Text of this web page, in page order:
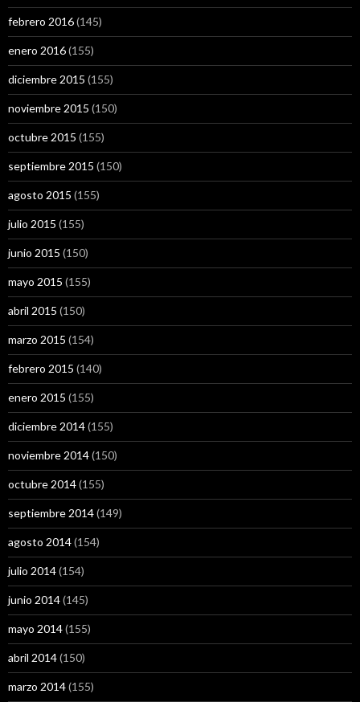
febrero 2016(145)
enero 2016(155)
diciembre 2015 (155)
noviembre 2015 (150)
octubre 2015 (155)
septiembre 2015 (150)
agosto 2015 (155)
julio 2015 (155)
junio 2015 (150)
mayo 2015 (155)
abril 2015 (150)
marzo 2015 (154)
febrero 2015 (140)
enero 2015 (155)
diciembre 2014(155)
noviembre 2014(150)
octubre 2014(155)
septiembre 2014(149)
agosto 2014(154)
julio 2014(154)
junio 2014(145)
mayo 2014(155)
abril 2014(150)
marzo 2014(155)